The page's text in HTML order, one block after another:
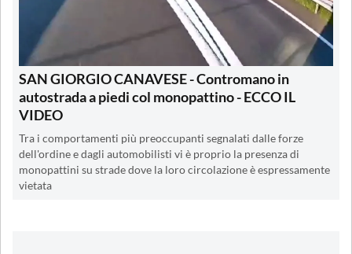
SAN GIORGIO CANAVESE - Contromano in
autostrada a piedi col monopattino - ECCO IL
VIDEO
Tra i comportamenti più preoccupanti segnalati dalle forze
dell'ordine e dagli automobilisti vi è proprio la presenza di
monopattini su strade dove la loro circolazione è espressamente
vietata